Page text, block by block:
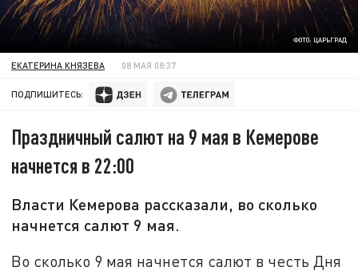
ФОТО: ЦАРЬГРАД
ЕКАТЕРИНА КНЯЗЕВА 08 МАЯ 08:37
ПОДПИШИТЕСЬ:
Праздничный салют на 9 мая в Кемерове
начнется в 22:00
Власти Кемерова рассказали, во сколько
начнется салют 9 мая.
Во сколько 9 мая начнется салют в честь Дня